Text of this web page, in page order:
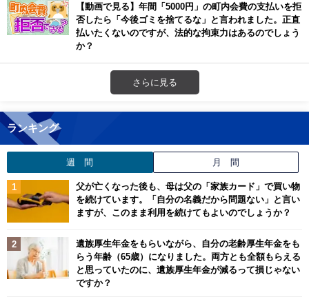
【動画で見る】年間「5000円」の町内会費の支払いを拒
否したら「今後ゴミを捨てるな」と言われました。正直
払いたくないのですが、法的な拘束力はあるのでしょう
か？
さらに見る
ランキング
週 間 月 間
父が亡くなった後も、母は父の「家族カード」で買い物
を続けています。「自分の名義だから問題ない」と言い
ますが、このまま利用を続けてもよいのでしょうか？
遺族厚生年金をもらいながら、自分の老齢厚生年金をも
らう年齢（65歳）になりました。両方とも全額もらえる
と思っていたのに、遺族厚生年金が減るって損じゃない
ですか？